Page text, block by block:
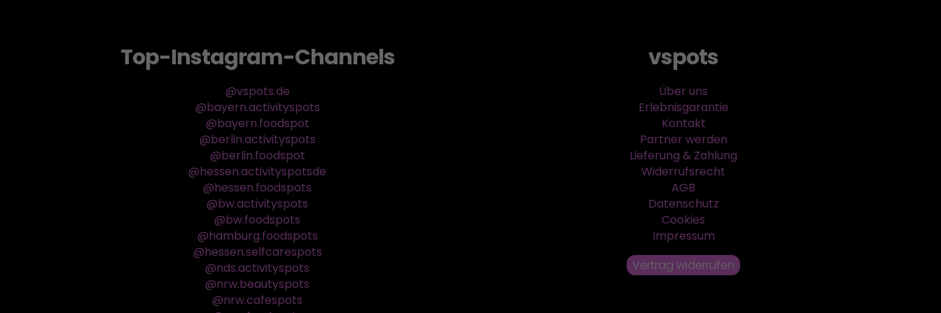
Top-Instagram-Channels
@vspots.de
@bayern.activityspots
@bayern.foodspot
@berlin.activityspots
@berlin.foodspot
@hessen.activityspotsde
@hessen.foodspots
@bw.activityspots
@bw.foodspots
@hamburg.foodspots
@hessen.selfcarespots
@nds.activityspots
@nrw.beautyspots
@nrw.cafespots
vspots
Über uns
Erlebnisgarantie
Kontakt
Partner werden
Lieferung & Zahlung
Widerrufsrecht
AGB
Datenschutz
Cookies
Impressum
Vertrag widerrufen